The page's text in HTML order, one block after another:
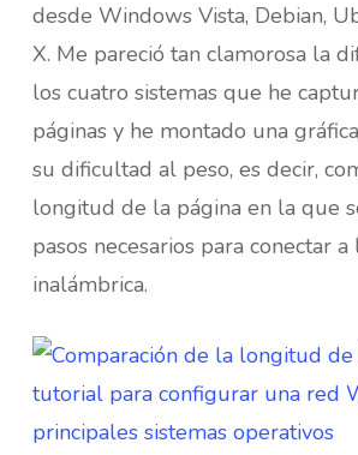
desde Windows Vista, Debian,
X. Me pareció tan clamorosa la
los cuatro sistemas que he
páginas y he montado una
su dificultad al peso, es decir,
longitud de la página en la que
pasos necesarios para conectar a
inalámbrica.